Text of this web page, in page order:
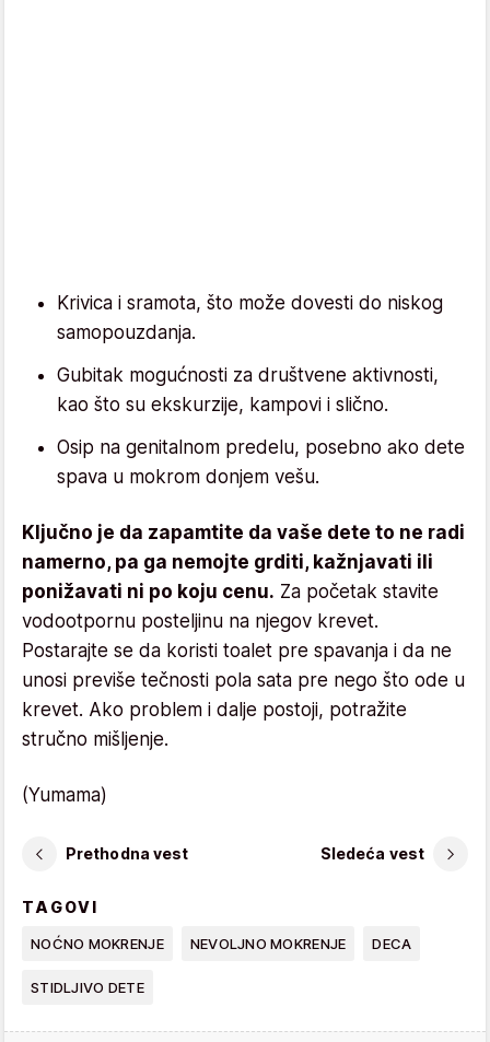
Krivica i sramota, što može dovesti do niskog
samopouzdanja.
Gubitak mogućnosti za društvene aktivnosti,
kao što su ekskurzije, kampovi i slično.
Osip na genitalnom predelu, posebno ako dete
spava u mokrom donjem vešu.
Ključno je da zapamtite da vaše dete to ne radi
namerno, pa ga nemojte grditi, kažnjavati ili
ponižavati ni po koju cenu. Za početak stavite
vodootpornu posteljinu na njegov krevet.
Postarajte se da koristi toalet pre spavanja i da ne
unosi previše tečnosti pola sata pre nego što ode u
krevet. Ako problem i dalje postoji, potražite
stručno mišljenje.
(Yumama)
Prethodna vest Sledeća vest
TAGOVI
NOĆNO MOKRENJE NEVOLJNO MOKRENJE DECA
STIDLJIVO DETE